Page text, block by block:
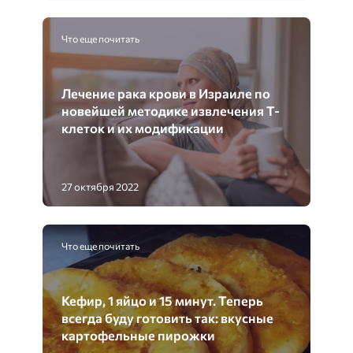
Что еще почитать
Лечение рака крови в Израиле по
новейшей методике извлечения Т-
клеток и их модификации
27 октября 2022
Что еще почитать
Кефир, 1 яйцо и 15 минут. Теперь
всегда буду готовить так: вкусные
картофельные пирожки